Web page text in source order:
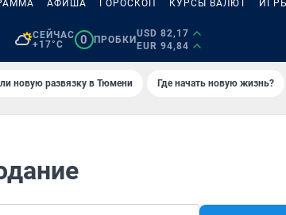
АФИША ГОРОСКОП КУРСЫ ВАЛЮТ
СЕЙЧАС
+17°C
0 ПРОБКИ
USD 82,17
EUR 94,84
новую развязку в Тюмени Где начать новую жизнь?